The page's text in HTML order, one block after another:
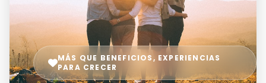
MÁS QUE BENEFICIOS, EXPERIENCIAS
PARA CRECER